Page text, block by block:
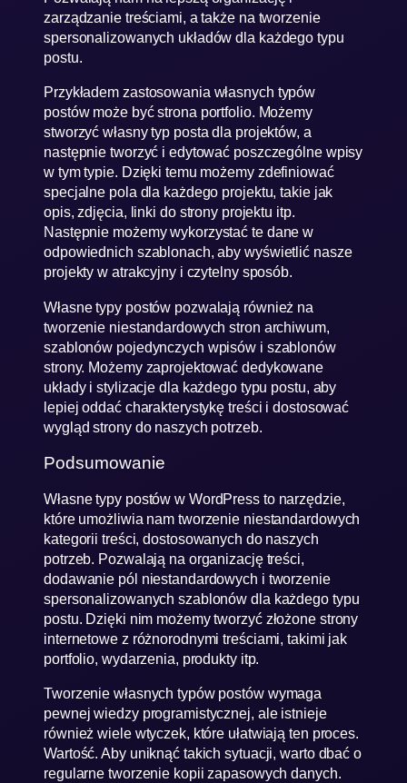
zarządzanie treściami, a także na tworzenie
spersonalizowanych układów dla każdego typu
postu.
Przykładem zastosowania własnych typów
postów może być strona portfolio. Możemy
stworzyć własny typ posta dla projektów, a
następnie tworzyć i edytować poszczególne wpisy
w tym typie. Dzięki temu możemy zdefiniować
specjalne pola dla każdego projektu, takie jak
opis, zdjęcia, linki do strony projektu itp.
Następnie możemy wykorzystać te dane w
odpowiednich szablonach, aby wyświetlić nasze
projekty w atrakcyjny i czytelny sposób.
Własne typy postów pozwalają również na
tworzenie niestandardowych stron archiwum,
szablonów pojedynczych wpisów i szablonów
strony. Możemy zaprojektować dedykowane
układy i stylizacje dla każdego typu postu, aby
lepiej oddać charakterystykę treści i dostosować
wygląd strony do naszych potrzeb.
Podsumowanie
Własne typy postów w WordPress to narzędzie,
które umożliwia nam tworzenie niestandardowych
kategorii treści, dostosowanych do naszych
potrzeb. Pozwalają na organizację treści,
dodawanie pól niestandardowych i tworzenie
spersonalizowanych szablonów dla każdego typu
postu. Dzięki nim możemy tworzyć złożone strony
internetowe z różnorodnymi treściami, takimi jak
portfolio, wydarzenia, produkty itp.
Tworzenie własnych typów postów wymaga
pewnej wiedzy programistycznej, ale istnieje
również wiele wtyczek, które ułatwiają ten proces.
Wartość. Aby uniknąć takich sytuacji, warto dbać o
regularne tworzenie kopii zapasowych danych.